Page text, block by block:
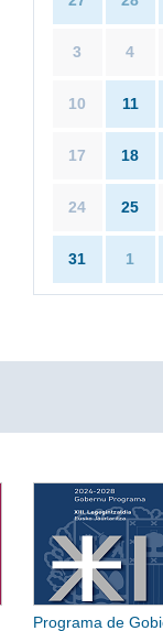
3 4
10 11
17 18
24 25
31 1
Programa de